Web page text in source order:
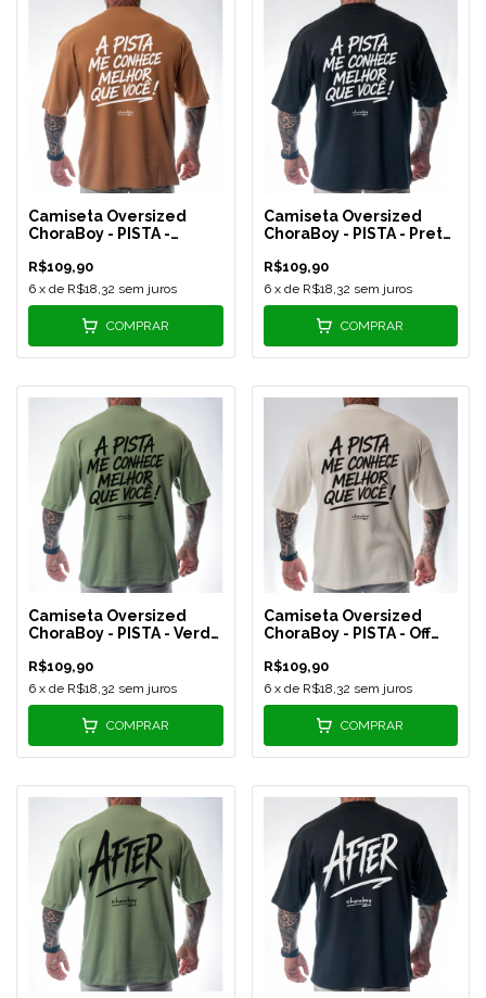
Camiseta Oversized
ChoraBoy - PISTA -
R$109,90
6 x de R$18,32 sem juros
COMPRAR
Camiseta Oversized
ChoraBoy - PISTA - Preta
R$109,90
6 x de R$18,32 sem juros
COMPRAR
Camiseta Oversized
ChoraBoy - PISTA - Verde
R$109,90
6 x de R$18,32 sem juros
COMPRAR
Camiseta Oversized
ChoraBoy - PISTA - Off
R$109,90
6 x de R$18,32 sem juros
COMPRAR